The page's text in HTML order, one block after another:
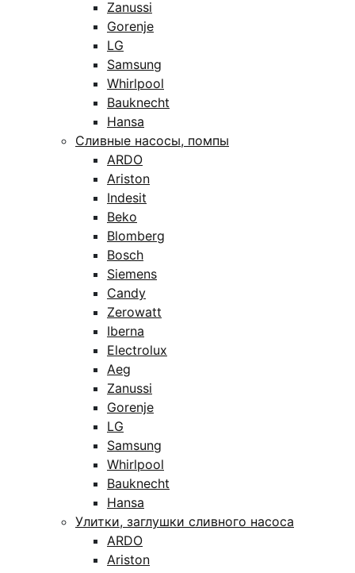
Zanussi
Gorenje
LG
Samsung
Whirlpool
Bauknecht
Hansa
Сливные насосы, помпы
ARDO
Ariston
Indesit
Beko
Blomberg
Bosch
Siemens
Candy
Zerowatt
Iberna
Electrolux
Aeg
Zanussi
Gorenje
LG
Samsung
Whirlpool
Bauknecht
Hansa
Улитки, заглушки сливного насоса
ARDO
Ariston